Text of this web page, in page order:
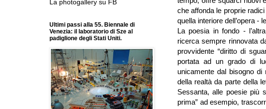
che affonda le proprie
quella interiore dell’opera -
La poesia in fondo -
ricerca sempre rinnovata
provvidente “diritto di
portata ad un grado di
unicamente dal bisogno di
della realtà da parte della
Sessanta, alle poesie più
prima” ad esempio,
La photogallery su FB
Ultimi passi alla 55. Biennale di
Venezia: il laboratorio di Sze al
padiglione degli Stati Uniti.